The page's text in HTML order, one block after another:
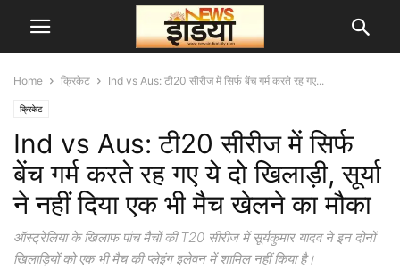
Home क्रिकेट Ind vs Aus: टी20 सीरीज में सिर्फ बेंच गर्म करते रह गए...
क्रिकेट
Ind vs Aus: टी20 सीरीज में सिर्फ
बेंच गर्म करते रह गए ये दो खिलाड़ी, सूर्या
ने नहीं दिया एक भी मैच खेलने का मौका
ऑस्ट्रेलिया के खिलाफ पांच मैचों की T20 सीरीज में सूर्यकुमार यादव ने इन दोनों
खिलाड़ियों को एक भी मैच की प्लेइंग इलेवन में शामिल नहीं किया है।